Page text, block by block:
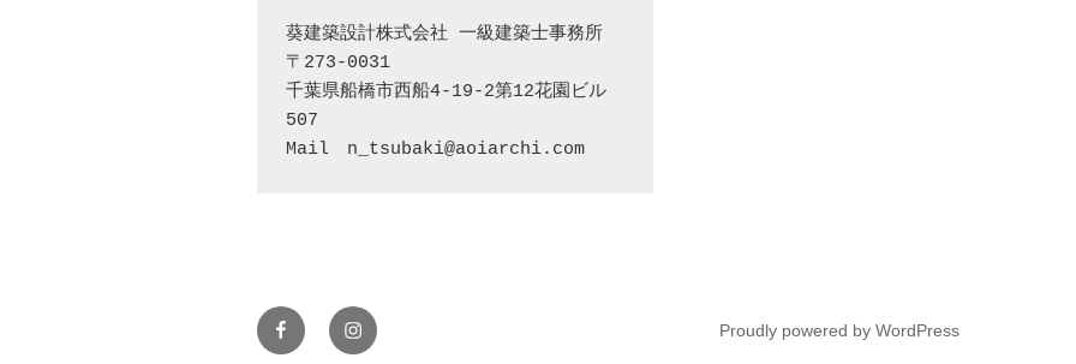
ョ
ン
葵建築設計株式会社 一級建築士事務所
〒273-0031
千葉県船橋市西船4-19-2第12花園ビル
507
Mail　n_tsubaki@aoiarchi.com
facebookinstaggram
Proudly powered by WordPress